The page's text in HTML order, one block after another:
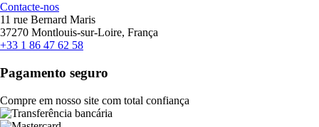
Contacte-nos
11 rue Bernard Maris
37270 Montlouis-sur-Loire, França
+33 1 86 47 62 58
Pagamento seguro
Compre em nosso site com total confiança